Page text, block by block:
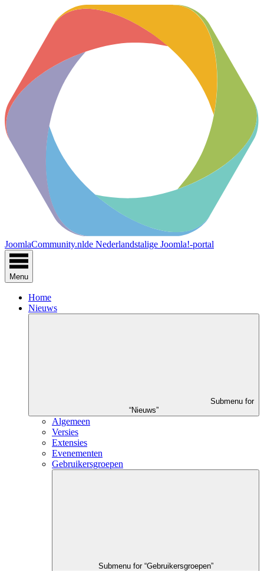
JoomlaCommunity.nlde Nederlandstalige Joomla!-portal
Menu
Home
Nieuws
Submenu for
“Nieuws”
Algemeen
Versies
Extensies
Evenementen
Gebruikersgroepen
Submenu for “Gebruikersgroepen”